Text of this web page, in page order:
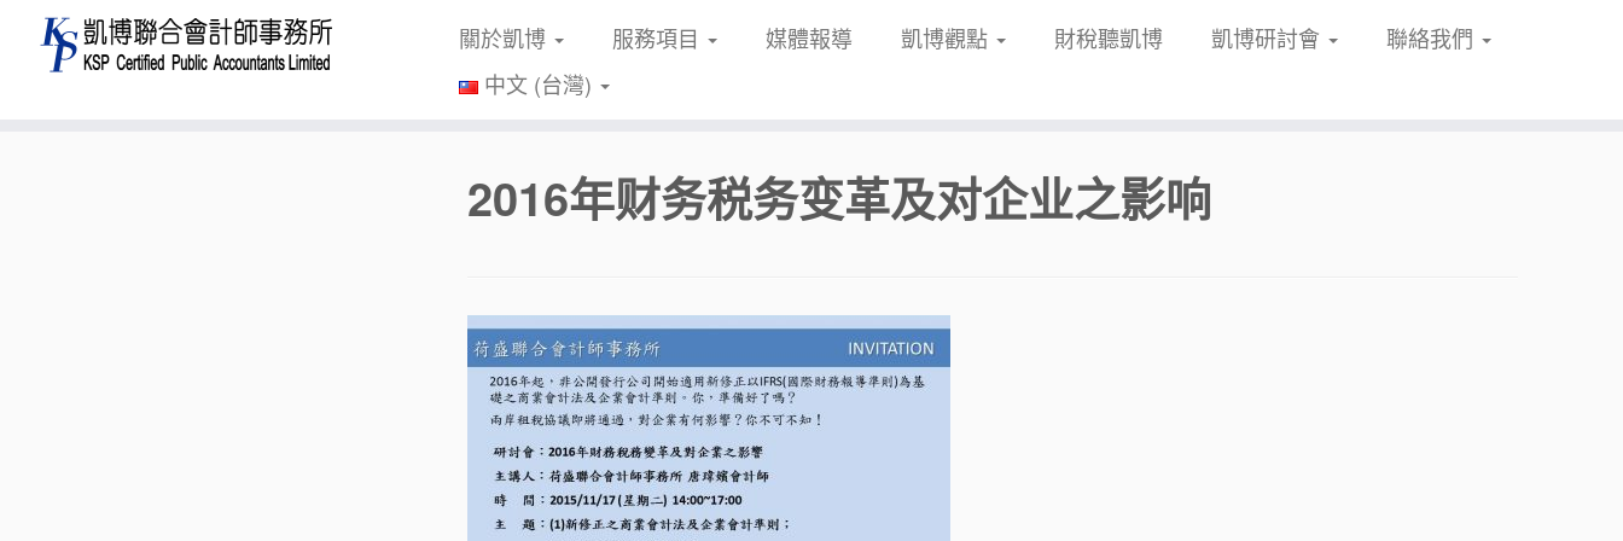
關於凱博 服務項目 媒體報導 凱博觀點 財稅聽凱博 凱博研討會
聯絡我們
中文 (台灣)
2016年财务税务变革及对企业之影响